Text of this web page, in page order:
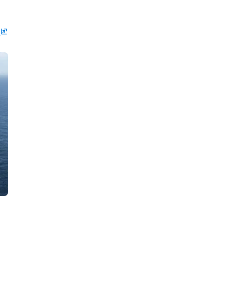
ungroup